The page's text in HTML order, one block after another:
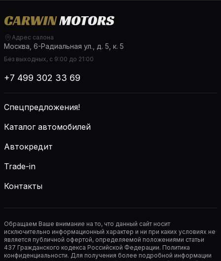
Адрес салона
Москва, 6-Радиальная ул., д. 5, к. 5
Без выходных, с 9:00 до 21:00
+7 499 302 33 69
Спецпредложения!
Каталог автомобилей
Автокредит
Trade-in
Контакты
Обращаем Ваше внимание на то, что данный сайт носит
исключительно информационный характер и ни при каких условиях не
является публичной офертой, определяемой положениями статьи
437 Гражданского кодекса Российской Федерации. Политика
конфиденциальности. Для получения более подробной информации